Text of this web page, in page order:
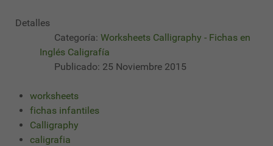
Detalles
Categoría: Worksheets Calligraphy - Fichas en
Inglés Caligrafía
Publicado: 25 Noviembre 2015
worksheets
fichas infantiles
Calligraphy
caligrafia